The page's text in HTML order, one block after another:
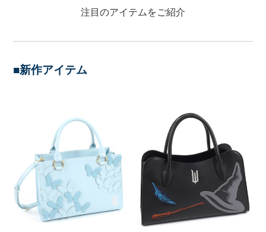
注目のアイテムをご紹介
■新作アイテム